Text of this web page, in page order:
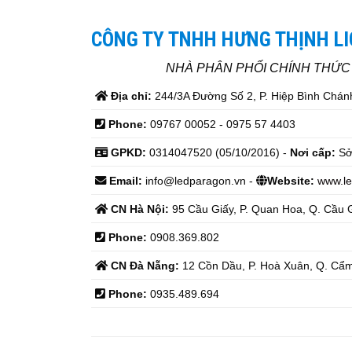
CÔNG TY TNHH HƯNG THỊNH
NHÀ PHÂN PHỐI CHÍNH
Địa chỉ: 244/3A Đường Số 2, P. Hiệp Bình
Phone: 09767 00052 - 0975 57 4403
GPKD: 0314047520 (05/10/2016) - Nơi cấp:
Email: info@ledparagon.vn - Website:
CN Hà Nội: 95 Cầu Giấy, P. Quan Hoa, Q. Cầu
Phone: 0908.369.802
CN Đà Nẵng: 12 Cồn Dầu, P. Hoà Xuân, Q.
Phone: 0935.489.694